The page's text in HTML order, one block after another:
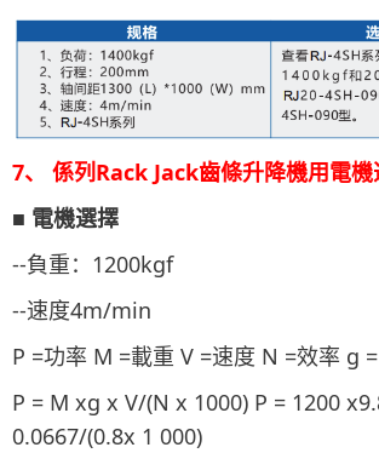
7、 係列Rack Jack齒條升降機用電
■ 電機選擇
--負重：1200kgf
--速度4m/min
P =功率 M =載重 V =速度 N =效率 g
P = M xg x V/(N x 1000) P = 1200
0.0667/(0.8x 1 000)